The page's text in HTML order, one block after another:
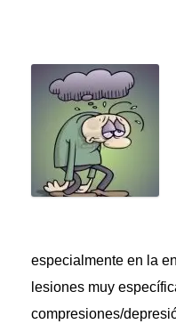
especialmente en la
lesiones muy
compresiones/